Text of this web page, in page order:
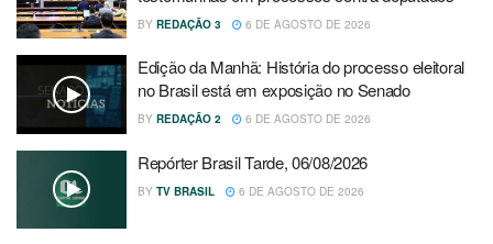
BY REDAÇÃO 3 6 DE AGOSTO DE 2026
Edição da Manhã: História do processo eleitoral
no Brasil está em exposição no Senado
BY REDAÇÃO 2 6 DE AGOSTO DE 2026
Repórter Brasil Tarde, 06/08/2026
BY TV BRASIL 6 DE AGOSTO DE 2026